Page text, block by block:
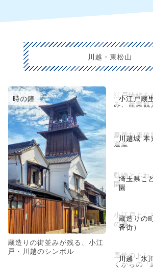
川越・東松山
時の鐘
蔵造りの街並みが残る、小江
戸・川越のシンボル
小江戸蔵
江戸情緒を
み、産業観
川越城 本
豪華な唐破
遺産
埼玉県こ
園
動物とふれ
園
蔵造りの
番街）
小江戸とし
の趣
川越・氷
風鈴のト
くからの「